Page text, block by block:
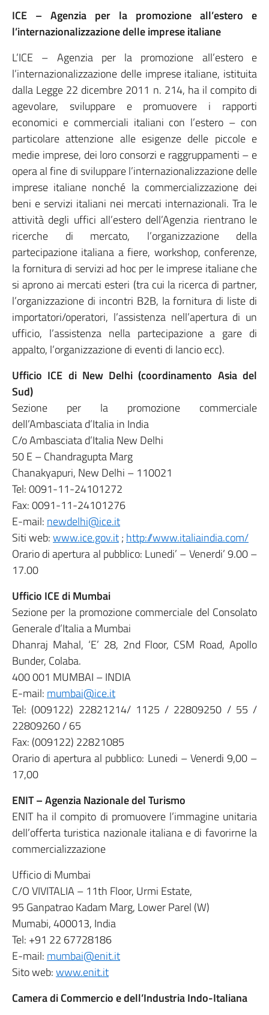
ICE – Agenzia per la promozione all’estero e
l’internazionalizzazione delle imprese italiane
L’ICE – Agenzia per la promozione all’estero e
l’internazionalizzazione delle imprese italiane, istituita
dalla Legge 22 dicembre 2011 n. 214, ha il compito di
agevolare, sviluppare e promuovere i rapporti
economici e commerciali italiani con l’estero – con
particolare attenzione alle esigenze delle piccole e
medie imprese, dei loro consorzi e raggruppamenti – e
opera al fine di sviluppare l’internazionalizzazione delle
imprese italiane nonché la commercializzazione dei
beni e servizi italiani nei mercati internazionali. Tra le
attività degli uffici all’estero dell’Agenzia rientrano le
ricerche di mercato, l’organizzazione della
partecipazione italiana a fiere, workshop, conferenze,
la fornitura di servizi ad hoc per le imprese italiane che
si aprono ai mercati esteri (tra cui la ricerca di partner,
l’organizzazione di incontri B2B, la fornitura di liste di
importatori/operatori, l’assistenza nell’apertura di un
ufficio, l’assistenza nella partecipazione a gare di
appalto, l’organizzazione di eventi di lancio ecc).
Ufficio ICE di New Delhi (coordinamento Asia del
Sud)
Sezione per la promozione commerciale
dell’Ambasciata d’Italia in India
C/o Ambasciata d’Italia New Delhi
50 E – Chandragupta Marg
Chanakyapuri, New Delhi – 110021
Tel: 0091-11-24101272
Fax: 0091-11-24101276
E-mail: newdelhi@ice.it
Siti web:www.ice.gov.it; http://www.italiaindia.com/
Orario di apertura al pubblico: Lunedi’ – Venerdi’ 9.00 –
17.00
Ufficio ICE di Mumbai
Sezione per la promozione commerciale del Consolato
Generale d’Italia a Mumbai
Dhanraj Mahal, ‘E’ 28, 2nd Floor, CSM Road, Apollo
Bunder, Colaba.
400 001 MUMBAI – INDIA
E-mail: mumbai@ice.it
Tel: (009122) 22821214/ 1125 / 22809250 / 55 /
22809260 / 65
Fax: (009122) 22821085
Orario di apertura al pubblico: Lunedi – Venerdi 9,00 –
17,00
ENIT – Agenzia Nazionale del Turismo
ENIT ha il compito di promuovere l’immagine unitaria
dell’offerta turistica nazionale italiana e di favorirne la
commercializzazione
Ufficio di Mumbai
C/O VIVITALIA – 11th Floor, Urmi Estate,
95 Ganpatrao Kadam Marg, Lower Parel (W)
Mumabi, 400013, India
Tel: +91 22 67728186
E-mail: mumbai@enit.it
Sito web:www.enit.it
Camera di Commercio e dell’Industria Indo-Italiana